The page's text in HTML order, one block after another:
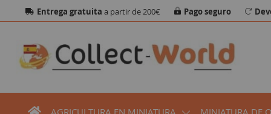
Entrega gratuita a partir de 200€ Pago seguro
AGRICULTURA EN MINIATURA MINIATURA DE